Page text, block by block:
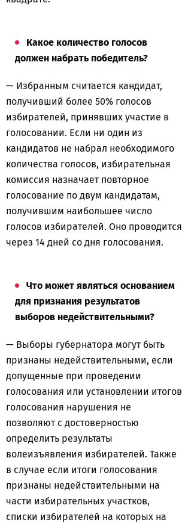
Какое количество голосов
должен набрать победитель?
— Избранным считается кандидат,
получивший более 50% голосов
избирателей, принявших участие в
голосовании. Если ни один из
кандидатов не набрал необходимого
количества голосов, избирательная
комиссия назначает повторное
голосование по двум кандидатам,
получившим наибольшее число
голосов избирателей. Оно проводится
через 14 дней со дня голосования.
Что может являться основанием
для признания результатов
выборов недействительными?
— Выборы губернатора могут быть
признаны недействительными, если
допущенные при проведении
голосования или установлении итогов
голосования нарушения не
позволяют с достоверностью
определить результаты
волеизъявления избирателей. Также
в случае если итоги голосования
признаны недействительными на
части избирательных участков,
списки избирателей на которых на